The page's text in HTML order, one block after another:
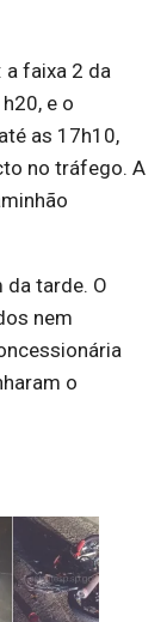
faixa 2 da
e o
as 17h10,
no tráfego. A
tarde. O
nem
o